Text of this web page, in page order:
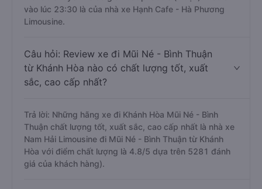
vào lúc 23:30 là của nhà xe Hạnh Cafe - Hà Phương
Limousine.
Câu hỏi: Review xe đi Mũi Né - Bình Thuận
từ Khánh Hòa nào có chất lượng tốt, xuất
sắc, cao cấp nhất?
Trả lời: Những hãng xe đi Khánh Hòa Mũi Né - Bình
Thuận chất lượng tốt, xuất sắc, cao cấp nhất là nhà xe
Nam Hải Limousine đi Mũi Né - Bình Thuận từ Khánh
Hòa với điểm chất lượng là 4.8/5 dựa trên 5281 đánh
giá của khách hàng).